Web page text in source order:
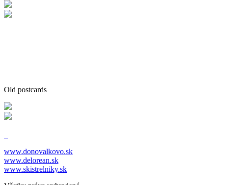
Old postcards
www.donovalkovo.sk
www.delorean.sk
www.skistrelniky.sk